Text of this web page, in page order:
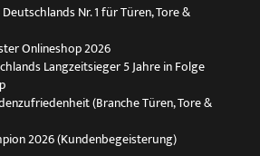
Nr. 1 für Türen, Tore &
Onlineshop 2026
Langzeitsieger 5 Jahre in Folge
(Branche Türen, Tore &
2026 (Kundenbegeisterung)